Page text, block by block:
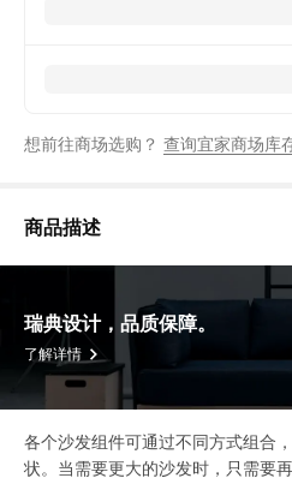
想前往商场选购？ 查询宜家商场库
商品描述
瑞典设计，品质保障。
了解详情
各个沙发组件可通过不同方式组合
状。当需要更大的沙发时，只需要